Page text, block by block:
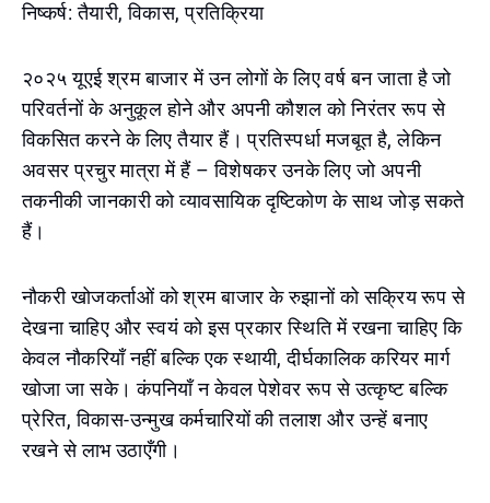
निष्कर्ष: तैयारी, विकास, प्रतिक्रिया
२०२५ यूएई श्रम बाजार में उन लोगों के लिए वर्ष बन जाता है जो
परिवर्तनों के अनुकूल होने और अपनी कौशल को निरंतर रूप से
विकसित करने के लिए तैयार हैं। प्रतिस्पर्धा मजबूत है, लेकिन
अवसर प्रचुर मात्रा में हैं – विशेषकर उनके लिए जो अपनी
तकनीकी जानकारी को व्यावसायिक दृष्टिकोण के साथ जोड़ सकते
हैं।
नौकरी खोजकर्ताओं को श्रम बाजार के रुझानों को सक्रिय रूप से
देखना चाहिए और स्वयं को इस प्रकार स्थिति में रखना चाहिए कि
केवल नौकरियाँ नहीं बल्कि एक स्थायी, दीर्घकालिक करियर मार्ग
खोजा जा सके। कंपनियाँ न केवल पेशेवर रूप से उत्कृष्ट बल्कि
प्रेरित, विकास-उन्मुख कर्मचारियों की तलाश और उन्हें बनाए
रखने से लाभ उठाएँगी।